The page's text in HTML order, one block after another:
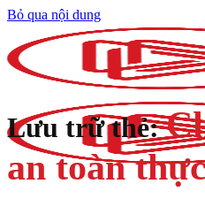
Bỏ qua nội dung
Lưu trữ thẻ:
an toàn